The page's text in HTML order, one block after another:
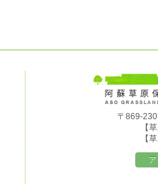
〒869-
【
【